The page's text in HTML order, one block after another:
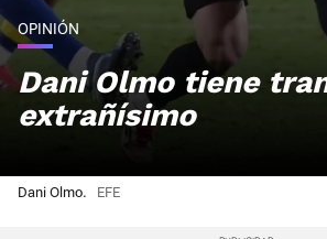
OPINIÓN
Dani Olmo tiene
extrañísimo
Dani Olmo. EFE